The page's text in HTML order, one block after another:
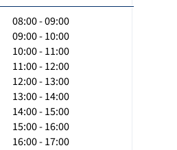
08:00 - 09:00
09:00 - 10:00
10:00 - 11:00
11:00 - 12:00
12:00 - 13:00
13:00 - 14:00
14:00 - 15:00
15:00 - 16:00
16:00 - 17:00